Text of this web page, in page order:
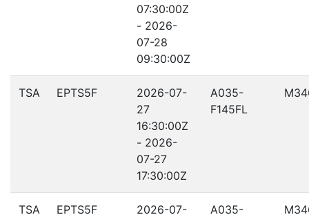
07:30:00Z
- 2026-
07-28
09:30:00Z
TSA EPTS5F
2026-07-
27
16:30:00Z
- 2026-
07-27
17:30:00Z
A035-
F145FL
TSA EPTS5F
2026-07-
A035-